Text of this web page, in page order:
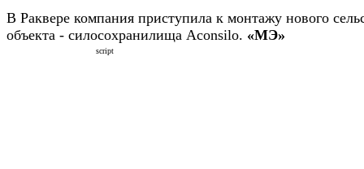
В Раквере компания приступила к монтажу нового
объекта - силосохранилища Aconsilo. «МЭ»
script